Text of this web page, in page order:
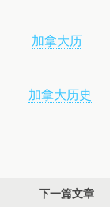
加拿大历
加拿大历史
下一篇文章